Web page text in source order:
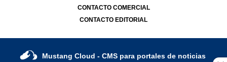
CONTACTO COMERCIAL
CONTACTO EDITORIAL
Mustang Cloud - CMS para portales de noticias